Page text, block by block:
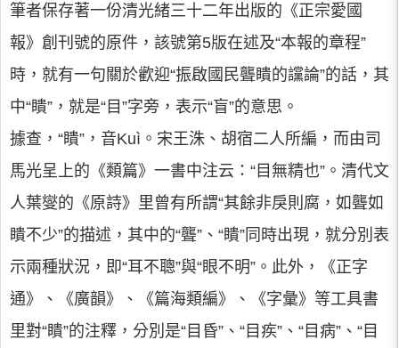
筆者保存著一份清光緒三十二年出版的《正宗愛國
報》創刊號的原件，該號第5版在述及“本報的章程”
時，就有一句關於歡迎“振啟國民聾瞶的讜論”的話，其
中“瞶”，就是“目”字旁，表示“盲”的意思。
據查，“瞶”，音Kuì。宋王洙、胡宿二人所編，而由司
馬光呈上的《類篇》一書中注云：“目無精也”。清代文
人葉燮的《原詩》里曾有所謂“其餘非戾則腐，如聾如
瞶不少”的描述，其中的“聾”、“瞶”同時出現，就分別表
示兩種狀況，即“耳不聰”與“眼不明”。此外，《正字
通》、《廣韻》、《篇海類編》、《字彙》等工具書
里對“瞶”的注釋，分別是“目昏”、“目疾”、“目病”、“目